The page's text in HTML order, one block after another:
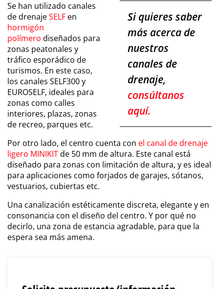
Si quieres saber
más acerca de
nuestros
canales de
drenaje,
consúltanos
aquí.
Se han utilizado canales
de drenajeSELF en
hormigón
polímero diseñados para
zonas peatonales y
tráfico esporádico de
turismos. En este caso,
los canales SELF300y
EUROSELF, ideales para
zonas como calles
interiores, plazas, zonas
de recreo, parques etc.
Por otro lado, el centro cuenta con el canal de drenaje
ligero MINIKITde 50 mm de altura. Este canal está
diseñado para zonas con limitación de altura, y es ideal
para aplicaciones como forjados de garajes, sótanos,
vestuarios, cubiertas etc.
Una canalización estéticamente discreta, elegante y en
consonancia con el diseño del centro. Y por qué no
decirlo, una zona de estancia agradable, para que la
espera sea más amena.